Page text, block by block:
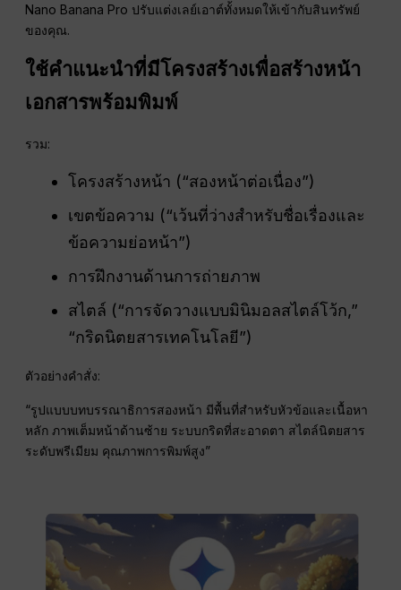
Nano Banana Pro ปรับแต่งเลย์เอาต์ทั้งหมดให้เข้ากับสินทรัพย์
ของคุณ.
ใช้คำแนะนำที่มีโครงสร้างเพื่อสร้างหน้า
เอกสารพร้อมพิมพ์
รวม:
โครงสร้างหน้า (“สองหน้าต่อเนื่อง”)
เขตข้อความ (“เว้นที่ว่างสำหรับชื่อเรื่องและ
ข้อความย่อหน้า”)
การฝึกงานด้านการถ่ายภาพ
สไตล์ (“การจัดวางแบบมินิมอลสไตล์โว้ก,”
“กริดนิตยสารเทคโนโลยี”)
ตัวอย่างคำสั่ง:
“รูปแบบบทบรรณาธิการสองหน้า มีพื้นที่สำหรับหัวข้อและเนื้อหา
หลัก ภาพเต็มหน้าด้านซ้าย ระบบกริดที่สะอาดตา สไตล์นิตยสาร
ระดับพรีเมียม คุณภาพการพิมพ์สูง”